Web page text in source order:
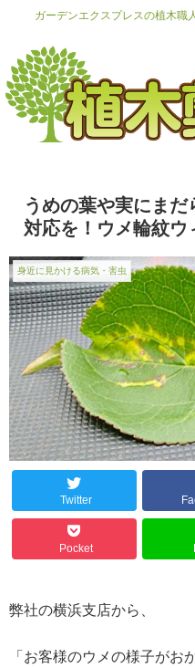
ガーデンエクスプレスの植木職
うめの葉や実にま
対応を！ウメ輪紋ウ
身近に見かける病気・害虫
Twitter
Pocket
弊社の横浜支店から、
「お客様のウメの様子がお